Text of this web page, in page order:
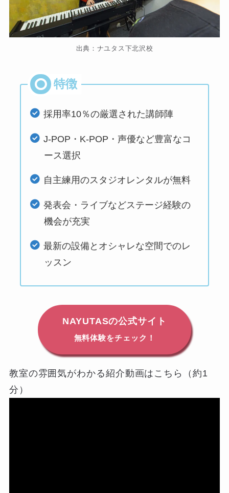
出典：ナユタス下北沢校
採用率10％の厳選された講師陣
J-POP・K-POP・声優など豊富なコ
ース選択
自主練用のスタジオレンタルが無料
発表会・ライブなどステージ経験の
機会が充実
最新の設備とオシャレな空間でのレ
ッスン
NAYUTASの公式サイト
無料体験をチェック！
教室の雰囲気がわかる紹介動画はこちら（約1
分）